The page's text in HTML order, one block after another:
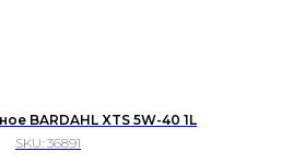
BARDAHL XTS 5W-40 1L
SKU: 36891